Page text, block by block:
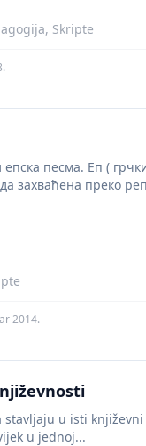
Skripte
песма. Еп (
захваћена преко
2014.
stavljaju u isti
u jednoj...